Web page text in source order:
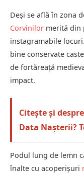
Deși se află în zona
Corvinilor merită din
instagramabile
bine conservate
de fortăreață
impact.
Citește și
Data Nașterii?
Podul lung de lemn
înalte cu acoperișuri